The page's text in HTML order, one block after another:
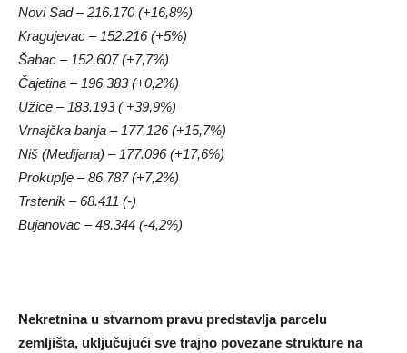
Novi Sad – 216.170 (+16,8%)
Kragujevac – 152.216 (+5%)
Šabac – 152.607 (+7,7%)
Čajetina – 196.383 (+0,2%)
Užice – 183.193 ( +39,9%)
Vrnajčka banja – 177.126 (+15,7%)
Niš (Medijana) – 177.096 (+17,6%)
Prokuplje – 86.787 (+7,2%)
Trstenik – 68.411 (-)
Bujanovac – 48.344 (-4,2%)
Nekretnina u stvarnom pravu predstavlja parcelu
zemljišta, uključujući sve trajno povezane strukture na